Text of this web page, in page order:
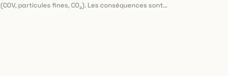
(COV, particules fines, CO₂). Les conséquences sont